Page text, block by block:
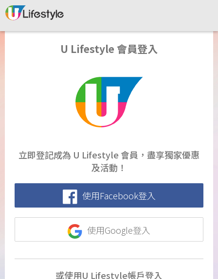
U Lifestyle 會員登入
立即登記成為 U Lifestyle 會員，盡享獨家優惠
及活動！
使用Facebook登入
使用Google登入
或使用U Lifestyle帳戶登入